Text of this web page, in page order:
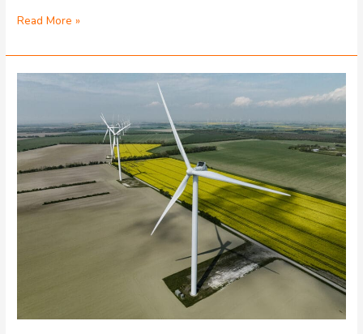
Read More »
Borgermøde
grønne
muligheder